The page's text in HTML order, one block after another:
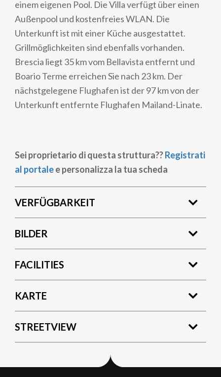
einem eigenen Pool. Die Villa verfügt über einen
Außenpool und kostenfreies WLAN. Die
Unterkunft ist mit einer Küche ausgestattet.
Grillmöglichkeiten sind ebenfalls vorhanden.
Brescia liegt 35 km vom Bellavista entfernt und
Boario Terme erreichen Sie nach 23 km. Der
nächstgelegene Flughafen ist der 97 km von der
Unterkunft entfernte Flughafen Mailand-Linate.
Sei proprietario di questa struttura??Registrati
al portalee personalizza la tua scheda
VERFÜGBARKEIT
BILDER
FACILITIES
KARTE
STREETVIEW